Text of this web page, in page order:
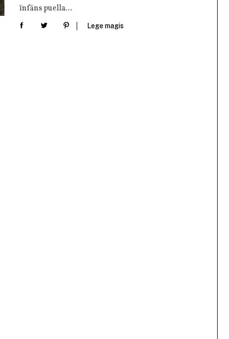
īnfāns puella…
Lege magis